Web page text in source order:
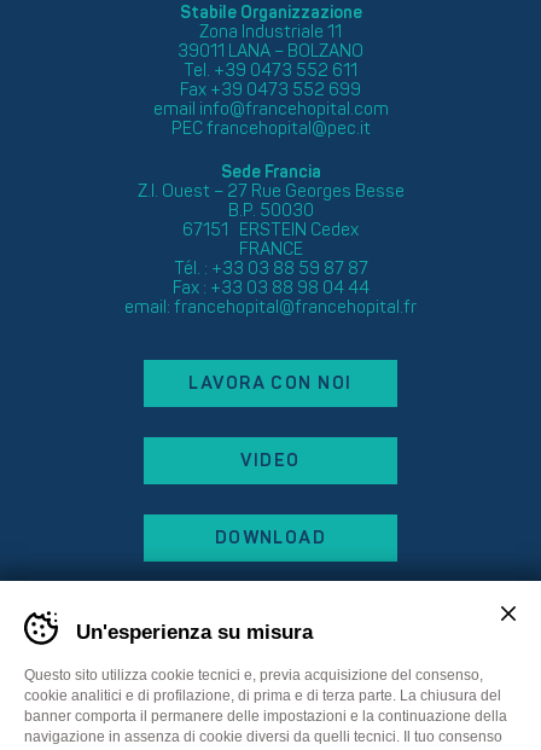
Stabile Organizzazione
Zona Industriale 11
39011 LANA – BOLZANO
Tel. +39 0473 552 611
Fax +39 0473 552 699
email info@francehopital.com
PECfrancehopital@pec.it
Sede Francia
Z.I. Ouest – 27 Rue Georges Besse
B.P. 50030
67151 ERSTEIN Cedex
FRANCE
Tél. : +33 03 88 59 87 87
Fax : +33 03 88 98 04 44
email: francehopital@francehopital.fr
LAVORA CON NOI
VIDEO
DOWNLOAD
Un'esperienza su misura
Questo sito utilizza cookie tecnici e, previa acquisizione del consenso,
cookie analitici e di profilazione, di prima e di terza parte. La chiusura del
banner comporta il permanere delle impostazioni e la continuazione della
navigazione in assenza di cookie diversi da quelli tecnici. Il tuo consenso